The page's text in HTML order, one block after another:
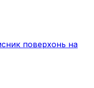
поверхонь на